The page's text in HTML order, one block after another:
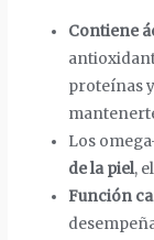
Contiene
proteínas
Los
de la piel,
Función